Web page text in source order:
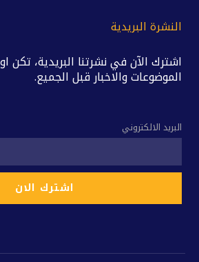
النشرة البريدية
اشترك الآن في نشرتنا البريدية،
الموضوعات والاخبار قبل الجميع.
البريد الالكتروني